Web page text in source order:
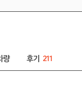
량 후기 211